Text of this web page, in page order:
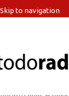
Skip to navigation